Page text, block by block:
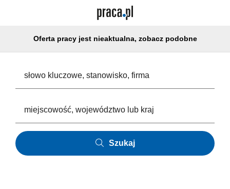
Oferta pracy jest nieaktualna, zobacz podobne
Szukaj